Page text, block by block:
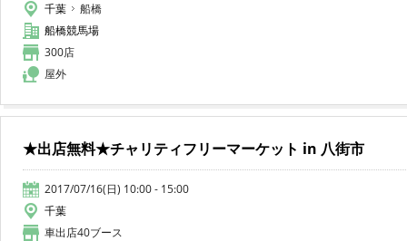
千葉
船橋
船橋競馬場
300店
屋外
★出店無料★チャリティフリーマーケット in 八街市
2017/07/16(日) 10:00 - 15:00
千葉
車出店40ブース